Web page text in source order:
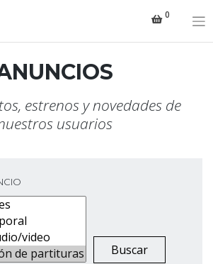
0
estrenos y novedades de
usuarios